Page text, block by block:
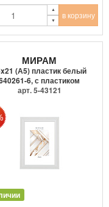
в корзину
МИРАМ
(А5) пластик белый
6, с пластиком
арт. 5-43121